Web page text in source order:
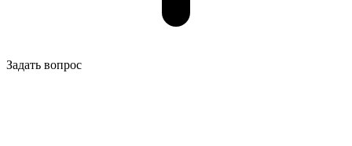
Задать вопрос